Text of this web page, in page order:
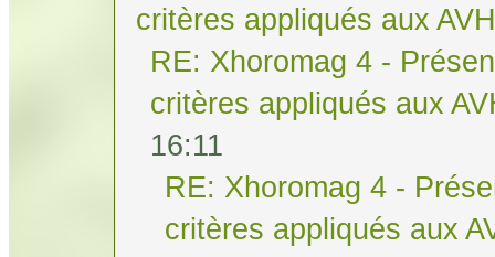
critères appliqués aux AVH
RE: Xhoromag 4 -
critères appliqués aux
16:11
RE: Xhoromag 4 -
critères appliqués aux